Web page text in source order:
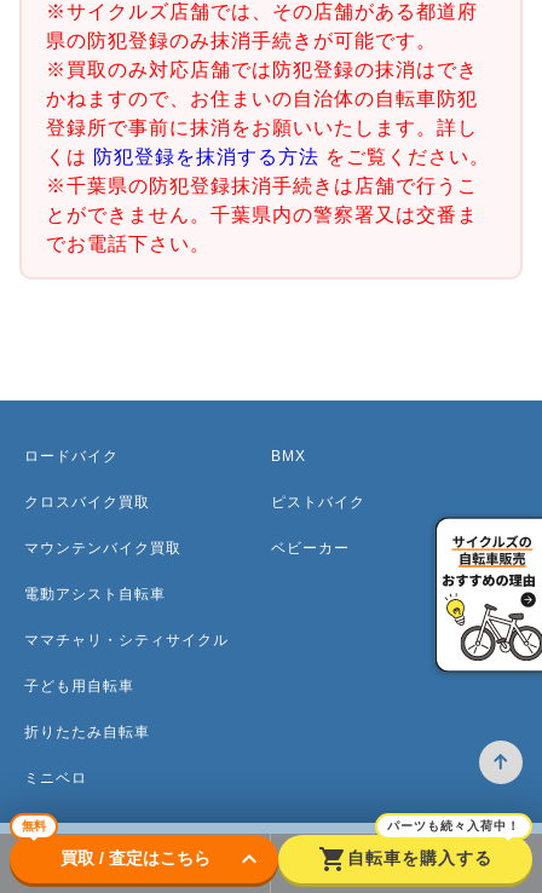
※サイクルズ店舗では、その店舗がある都道府
県の防犯登録のみ抹消手続きが可能です。
※買取のみ対応店舗では防犯登録の抹消はでき
かねますので、お住まいの自治体の自転車防犯
登録所で事前に抹消をお願いいたします。詳し
くは 防犯登録を抹消する方法 をご覧ください。
※千葉県の防犯登録抹消手続きは店舗で行うこ
とができません。千葉県内の警察署又は交番ま
でお電話下さい。
無料
買取 / 査定はこちら keyboard_arrow_down shopping_cart
パーツも続々入荷中！
自転車を購入する
ロードバイク
クロスバイク買取
マウンテンバイク買取
電動アシスト自転車
ママチャリ・シティサイクル
子ども用自転車
折りたたみ自転車
ミニベロ
BMX
ピストバイク
ベビーカー
トップ 高価買取のワケ